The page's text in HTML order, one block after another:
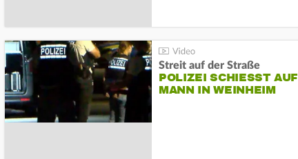
Streit auf der Straße
POLIZEI SCHIESST AUF M
ANN IN WEINHEIM